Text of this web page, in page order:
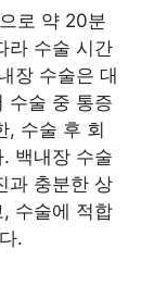
로 약 20분
라 수술 시간
장 수술은 대
수술 중 통증
, 수술 후 회
백내장 수술
과 충분한 상
수술에 적합
.